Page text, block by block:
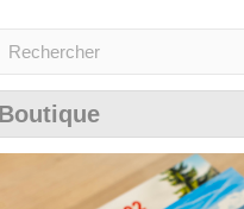
Boutique